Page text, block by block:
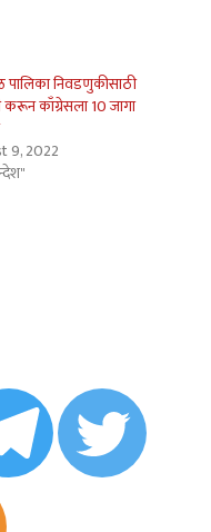
निवडणुकीसाठी
काँग्रेसला 10 जागा
9, 2022